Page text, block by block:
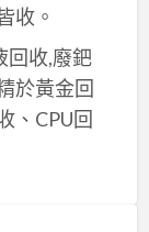
收。
回收,廢鈀
於黃金回
、CPU回